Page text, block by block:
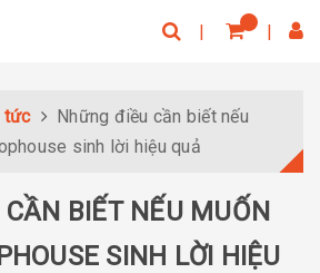
tức
Những điều cần biết nếu
sinh lời hiệu quả
BIẾT NẾU MUỐN
SINH LỜI HIỆU